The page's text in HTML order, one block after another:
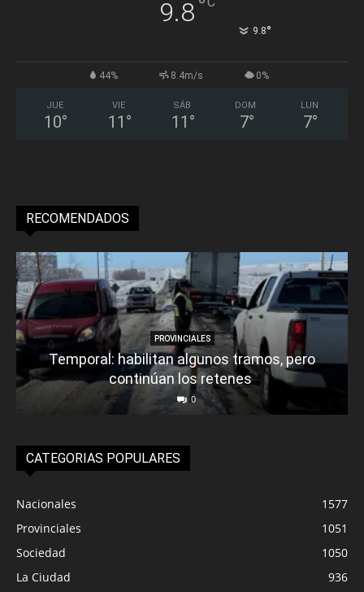
9.8°
9.8°
44% 8.4m/s 0%
JUE
10°
VIE
11 °
SÁB
11 °
DOM
7°
LUN
7°
RECOMENDADOS
PROVINCIALES
Temporal: habilitan algunos tramos, pero
continúan los retenes
0
CATEGORIAS POPULARES
Nacionales
1577
Provinciales
1051
Sociedad
1050
La Ciudad
936